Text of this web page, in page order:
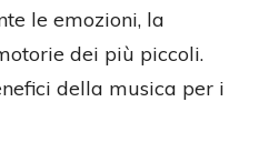
le emozioni, la
dei più piccoli.
della musica per i